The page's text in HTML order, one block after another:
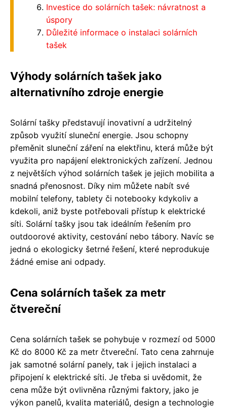
Investice do solárních tašek: návratnost a
úspory
Důležité informace o instalaci solárních
tašek
Výhody solárních tašek jako
alternativního zdroje energie
Solární tašky představují inovativní a udržitelný
způsob využití sluneční energie. Jsou schopny
přeměnit sluneční záření na elektřinu, která může být
využita pro napájení elektronických zařízení. Jednou
z největších výhod solárních tašek je jejich mobilita a
snadná přenosnost. Díky nim můžete nabít své
mobilní telefony, tablety či notebooky kdykoliv a
kdekoli, aniž byste potřebovali přístup k elektrické
síti. Solární tašky jsou tak ideálním řešením pro
outdoorové aktivity, cestování nebo tábory. Navíc se
jedná o ekologicky šetrné řešení, které neprodukuje
žádné emise ani odpady.
Cena solárních tašek za metr
čtvereční
Cena solárních tašek se pohybuje v rozmezí od 5000
Kč do 8000 Kč za metr čtvereční. Tato cena zahrnuje
jak samotné solární panely, tak i jejich instalaci a
připojení k elektrické síti. Je třeba si uvědomit, že
cena může být ovlivněna různými faktory, jako je
výkon panelů, kvalita materiálů, design a technologie